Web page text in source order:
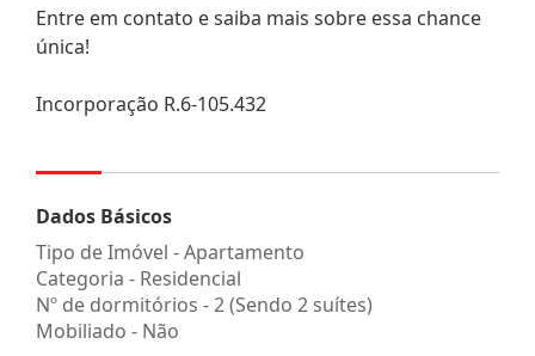
Entre em contato e saiba mais sobre essa chance
única!
Incorporação R.6-105.432
Dados Básicos
Tipo de Imóvel - Apartamento
Categoria - Residencial
Nº de dormitórios - 2 (Sendo 2 suítes)
Mobiliado - Não